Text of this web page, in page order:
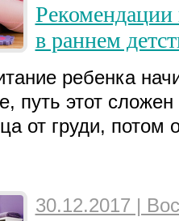
в раннем
ребенка
путь этот
от груди, потом
30.12.2017 |